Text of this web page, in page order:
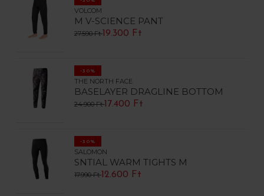
VOLCOM
M V-SCIENCE PANT
27.590 Ft 19.300 Ft
-30%
THE NORTH FACE
BASELAYER DRAGLINE BOTTOM
24.900 Ft 17.400 Ft
-30%
SALOMON
SNTIAL WARM TIGHTS M
17.990 Ft 12.600 Ft